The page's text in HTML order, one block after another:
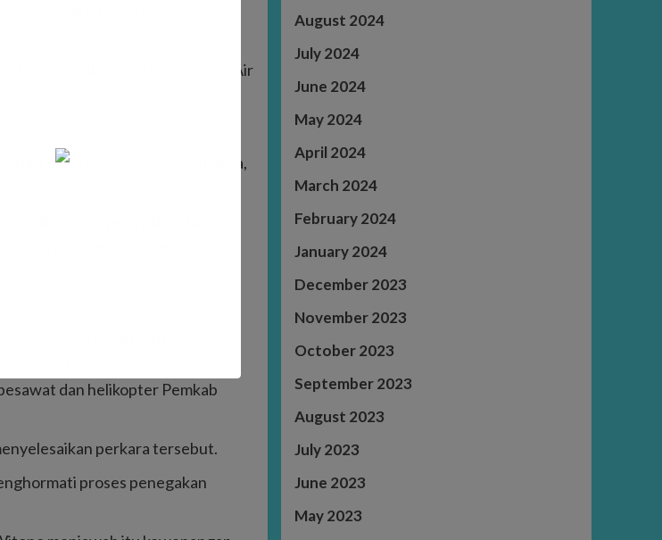
anggaran yang sama dan total
mengakuisisi PT Asian One Air
PT Asian One Air; dan istrinya,
diperiksa, penyidik Pidana
dan Silvi Herawati sebagai
waktu lalu, Witono selaku
Silvi Herawati kooperatif
dan helikopter Pemkab
perkara tersebut.
proses penegakan
August 2024
July 2024
June 2024
May 2024
April 2024
March 2024
February 2024
January 2024
December 2023
November 2023
October 2023
September 2023
August 2023
July 2023
June 2023
May 2023